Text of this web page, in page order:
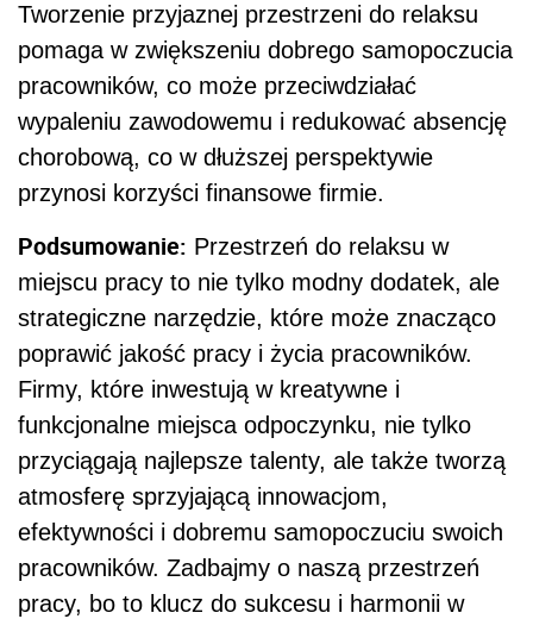
Tworzenie przyjaznej przestrzeni do relaksu
pomaga w zwiększeniu dobrego samopoczucia
pracowników, co może przeciwdziałać
wypaleniu zawodowemu i redukować absencję
chorobową, co w dłuższej perspektywie
przynosi korzyści finansowe firmie.
Podsumowanie: Przestrzeń do relaksu w
miejscu pracy to nie tylko modny dodatek, ale
strategiczne narzędzie, które może znacząco
poprawić jakość pracy i życia pracowników.
Firmy, które inwestują w kreatywne i
funkcjonalne miejsca odpoczynku, nie tylko
przyciągają najlepsze talenty, ale także tworzą
atmosferę sprzyjającą innowacjom,
efektywności i dobremu samopoczuciu swoich
pracowników. Zadbajmy o naszą przestrzeń
pracy, bo to klucz do sukcesu i harmonii w